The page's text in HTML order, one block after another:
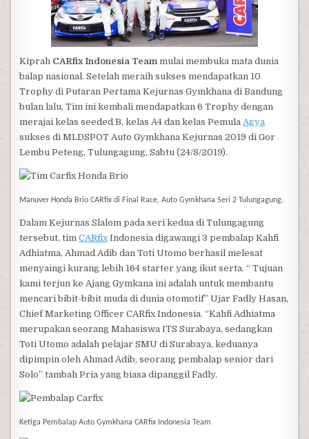
Kiprah CARfix Indonesia Teammulai membuka mata dunia
balap nasional. Setelah meraih sukses mendapatkan 10
Trophy di Putaran Pertama Kejurnas Gymkhana di Bandung
bulan lalu, Tim ini kembali mendapatkan 6 Trophy dengan
merajai kelas seeded B, kelas A4 dan kelas PemulaAgya
sukses di MLDSPOT Auto Gymkhana Kejurnas 2019 di Gor
Lembu Peteng, Tulungagung, Sabtu (24/8/2019).
Manuver Honda Brio CARfix di Final Race, Auto Gymkhana Seri 2 Tulungagung.
Dalam Kejurnas Slalom pada seri kedua di Tulungagung
tersebut, timCARfixIndonesia digawangi 3 pembalap Kahfi
Adhiatma, Ahmad Adib dan Toti Utomo berhasil melesat
menyaingi kurang lebih 164 starter yang ikut serta. “ Tujuan
kami terjun ke Ajang Gymkana ini adalah untuk membantu
mencari bibit-bibit muda di dunia otomotif” Ujar Fadly Hasan,
Chief Marketing Officer CARfix Indonesia. “Kahfi Adhiatma
merupakan seorang Mahasiswa ITS Surabaya, sedangkan
Toti Utomo adalah pelajar SMU di Surabaya, keduanya
dipimpin oleh Ahmad Adib, seorang pembalap senior dari
Solo” tambah Pria yang biasa dipanggil Fadly.
Ketiga Pembalap Auto Gymkhana CARfix Indonesia Team